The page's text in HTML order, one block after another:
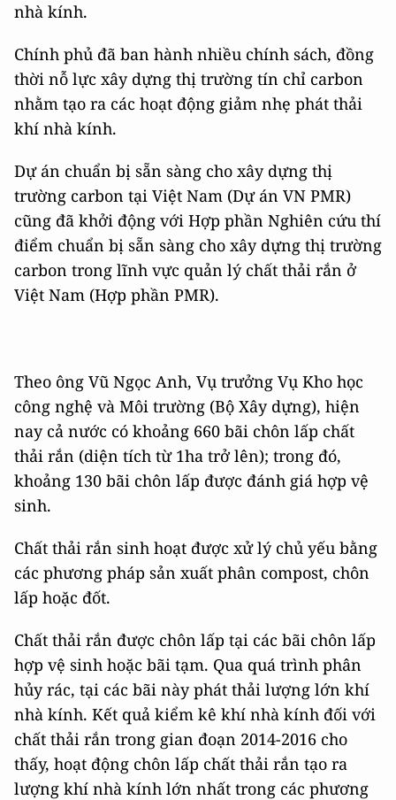
nhà kính.
Chính phủ đã ban hành nhiều chính sách, đồng
thời nỗ lực xây dựng thị trường tín chỉ carbon
nhằm tạo ra các hoạt động giảm nhẹ phát thải
khí nhà kính.
Dự án chuẩn bị sẵn sàng cho xây dựng thị
trường carbon tại Việt Nam (Dự án VN PMR)
cũng đã khởi động với Hợp phần Nghiên cứu thí
điểm chuẩn bị sẵn sàng cho xây dựng thị trường
carbon trong lĩnh vực quản lý chất thải rắn ở
Việt Nam (Hợp phần PMR).
Theo ông Vũ Ngọc Anh, Vụ trưởng Vụ Kho học
công nghệ và Môi trường (Bộ Xây dựng), hiện
nay cả nước có khoảng 660 bãi chôn lấp chất
thải rắn (diện tích từ 1ha trở lên); trong đó,
khoảng 130 bãi chôn lấp được đánh giá hợp vệ
sinh.
Chất thải rắn sinh hoạt được xử lý chủ yếu bằng
các phương pháp sản xuất phân compost, chôn
lấp hoặc đốt.
Chất thải rắn được chôn lấp tại các bãi chôn lấp
hợp vệ sinh hoặc bãi tạm. Qua quá trình phân
hủy rác, tại các bãi này phát thải lượng lớn khí
nhà kính. Kết quả kiểm kê khí nhà kính đối với
chất thải rắn trong gian đoạn 2014-2016 cho
thấy, hoạt động chôn lấp chất thải rắn tạo ra
lượng khí nhà kính lớn nhất trong các phương